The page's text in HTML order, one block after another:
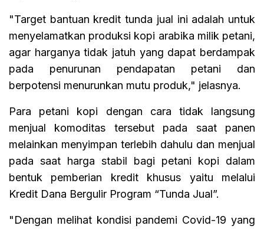
"Target bantuan kredit tunda jual ini adalah untuk
menyelamatkan produksi kopi arabika milik petani,
agar harganya tidak jatuh yang dapat berdampak
pada penurunan pendapatan petani dan
berpotensi menurunkan mutu produk," jelasnya.
Para petani kopi dengan cara tidak langsung
menjual komoditas tersebut pada saat panen
melainkan menyimpan terlebih dahulu dan menjual
pada saat harga stabil bagi petani kopi dalam
bentuk pemberian kredit khusus yaitu melalui
Kredit Dana Bergulir Program “Tunda Jual”.
"Dengan melihat kondisi pandemi Covid-19 yang